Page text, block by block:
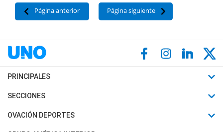
Página anterior Página siguiente
PRINCIPALES
Últimas Noticias
Política
SECCIONES
Horóscopo
OVACIÓN DEPORTES